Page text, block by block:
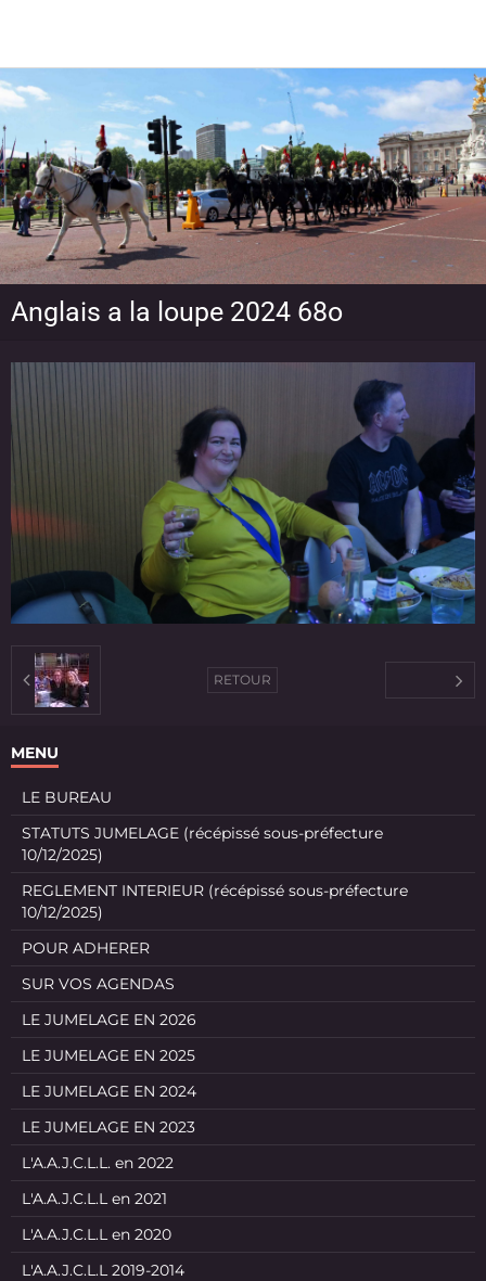
Anglais a la loupe 2024 68o
RETOUR
MENU
LE BUREAU
STATUTS JUMELAGE (récépissé sous-préfecture
10/12/2025)
REGLEMENT INTERIEUR (récépissé sous-préfecture
10/12/2025)
POUR ADHERER
SUR VOS AGENDAS
LE JUMELAGE EN 2026
LE JUMELAGE EN 2025
LE JUMELAGE EN 2024
LE JUMELAGE EN 2023
L'A.A.J.C.L.L. en 2022
L'A.A.J.C.L.L en 2021
L'A.A.J.C.L.L en 2020
L'A.A.J.C.L.L 2019-2014